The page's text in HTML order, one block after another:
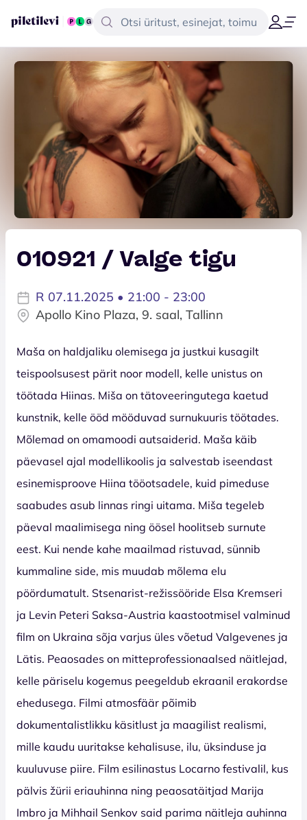
010921 / Valge tigu
R 07.11.2025 • 21:00 - 23:00
Apollo Kino Plaza, 9. saal, Tallinn
Maša on haldjaliku olemisega ja justkui kusagilt
teispoolsusest pärit noor modell, kelle unistus on
töötada Hiinas. Miša on tätoveeringutega kaetud
kunstnik, kelle ööd mööduvad surnukuuris töötades.
Mõlemad on omamoodi autsaiderid. Maša käib
päevasel ajal modellikoolis ja salvestab iseendast
esinemisproove Hiina tööotsadele, kuid pimeduse
saabudes asub linnas ringi uitama. Miša tegeleb
päeval maalimisega ning öösel hoolitseb surnute
eest. Kui nende kahe maailmad ristuvad, sünnib
kummaline side, mis muudab mõlema elu
pöördumatult. Stsenarist-režissööride Elsa Kremseri
ja Levin Peteri Saksa-Austria kaastootmisel valminud
film on Ukraina sõja varjus üles võetud Valgevenes ja
Lätis. Peaosades on mitteprofessionaalsed näitlejad,
kelle päriselu kogemus peegeldub ekraanil erakordse
ehedusega. Filmi atmosfäär põimib
dokumentalistlikku käsitlust ja maagilist realismi,
mille kaudu uuritakse kehalisuse, ilu, üksinduse ja
kuuluvuse piire. Film esilinastus Locarno festivalil, kus
pälvis žürii eriauhinna ning peaosatäitjad Marija
Imbro ja Mihhail Senkov said parima näitleja auhinna